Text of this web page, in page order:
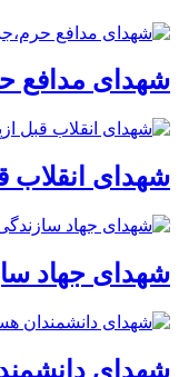
شهدای مدافع
شهدای انقلاب
شهدای جهاد
شهدای